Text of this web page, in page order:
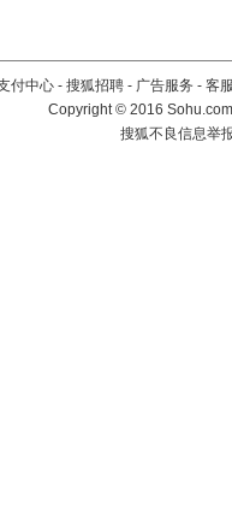
付中心 - 搜狐招聘 - 广告服务 - 客
Copyright©2016
搜狐不良信息举